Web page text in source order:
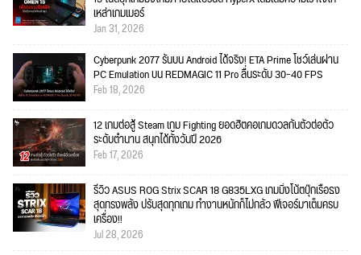
เหล่าเกมเมอร์
Jan 31, 2026
Cyberpunk 2077 รันบน Android ได้จริง! ETA Prime โชว์เล่นผ่าน
PC Emulation บน REDMAGIC 11 Pro ลื่นระดับ 30–40 FPS
Feb 18, 2026
12 เกมต่อสู้ Steam เกม Fighting ยอดฮิตคอเกมดวลกันตัวต่อตัว
ระดับตำนาน สนุกได้ทั้งวันปี 2026
Feb 17, 2026
รีวิว ASUS ROG Strix SCAR 18 G835LXG เกมมิ่งโน้ตบุ๊กเรือธง
สุดทรงพลัง ปรับสุดทุกเกม ทำงานหนักก็ไม่กลัว ฟีเจอร์มาเต็มครบ
เครื่อง!!
Jul 28, 2026